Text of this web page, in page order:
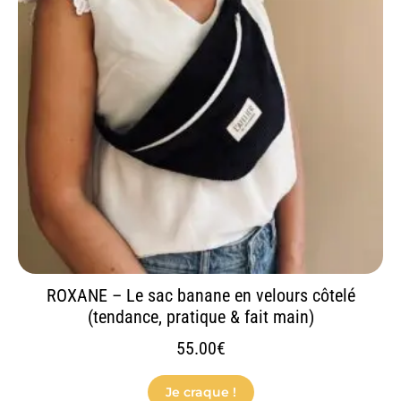
ROXANE – Le sac banane en velours côtelé
(tendance, pratique & fait main)
55.00€
Je craque !
variations.
Les
options
peuvent
être
choisies
la
page
produit